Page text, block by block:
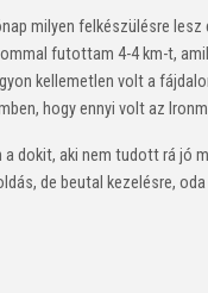
milyen felkészülésre
futottam 4-4 km-t,
kellemetlen volt a
hogy ennyi volt az
dokit, aki nem tudott rá jó
de beutal kezelésre,